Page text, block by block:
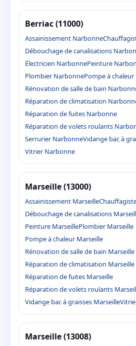
Berriac (11000)
Assainissement Narbonne
Débouchage de canalisations
Électricien NarbonnePeinture
Plombier NarbonnePompe à
Rénovation de salle de bain
Réparation de climatisation
Réparation de fuites Narbonne
Réparation de volets roulants
Serrurier NarbonneVidange bac à
Vitrier Narbonne
Marseille (13000)
Assainissement Marseille
Débouchage de canalisations
Peinture MarseillePlombier Marseille
Pompe à chaleur Marseille
Rénovation de salle de bain Marseille
Réparation de climatisation Marseille
Réparation de fuites Marseille
Réparation de volets roulants
Vidange bac à graisses Marseille
Marseille (13008)